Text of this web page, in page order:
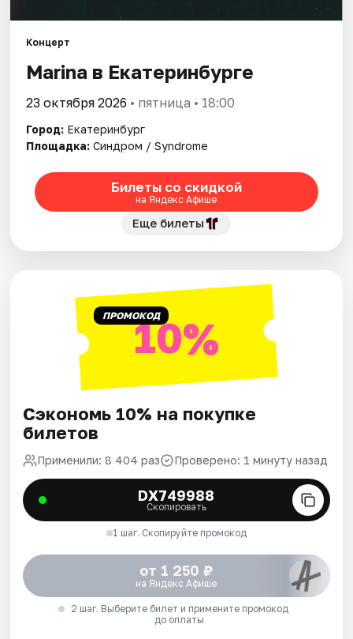
Площадки
Концерт
Marina в Екатеринбурге
23 октября 2026 • пятница • 18:00
Город: Екатеринбург
Площадка: Синдром / Syndrome
Билеты со скидкой
на Яндекс Афише
Еще билеты
ПРОМОКОД10%
Сэкономь 10% на покупке
билетов
Применили: 8 404 раз Проверено: 1 минуту назад
DX749988
Скопировать
1 шаг. Скопируйте промокод
от 1 250 ₽
на Яндекс Афише
2 шаг. Выберите билет и примените промокод
до оплаты